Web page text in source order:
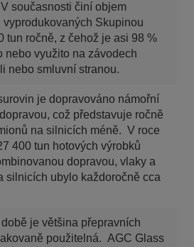
V současnosti činí objem
vyprodukovaných Skupinou
tun ročně, z čehož je asi 98 %
nebo využito na závodech
nebo smluvní stranou.
je dopravováno námořní
což představuje ročně
na silnicích méně. V roce
400 tun hotových výrobků
dopravou, vlaky a
silnicích ubylo každoročně cca
je většina přepravních
použitelná. AGC Glass